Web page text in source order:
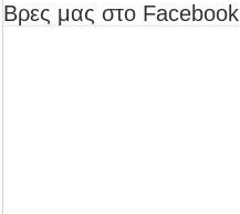
Βρες μας στο Facebook